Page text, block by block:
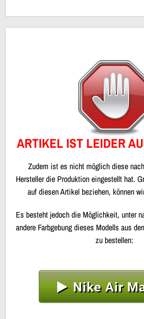
ARTIKEL IST LEIDER
Zudem ist es nicht möglich diese
Hersteller die Produktion eingestellt hat.
auf diesen Artikel beziehen, können
Es besteht jedoch die Möglichkeit, unter
andere Farbgebung dieses Modells aus
zu bestellen:
Nike Air